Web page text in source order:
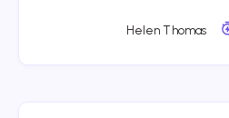
Helen Thomas